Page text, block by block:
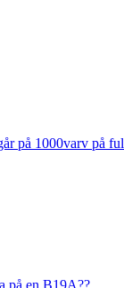
på 1000varv på
på en B19A??